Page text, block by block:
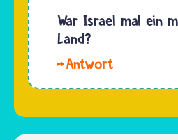
Juden
ihre
eigene
für die
zu Berlin
lädt auch
eigenen
War Israel mal ein
Land?
Gebiet
des